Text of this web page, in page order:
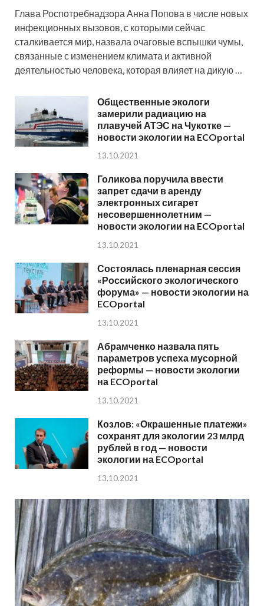
Глава Роспотребнадзора Анна Попова в числе новых
инфекционных вызовов, с которыми сейчас
сталкивается мир, назвала очаговые вспышки чумы,
связанные с изменением климата и активной
деятельностью человека, которая влияет на дикую …
Общественные экологи
замерили радиацию на
плавучей АТЭС на Чукотке —
новости экологии на ECOportal
13.10.2021
Голикова поручила ввести
запрет сдачи в аренду
электронных сигарет
несовершеннолетним —
новости экологии на ECOportal
13.10.2021
Состоялась пленарная сессия
«Российского экологического
форума» — новости экологии на
ECOportal
13.10.2021
Абрамченко назвала пять
параметров успеха мусорной
реформы — новости экологии
на ECOportal
13.10.2021
Козлов: «Окрашенные платежи»
сохранят для экологии 23 млрд
рублей в год — новости
экологии на ECOportal
13.10.2021